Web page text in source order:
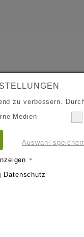
zu verbessern.
Medien
Auswahl
| Datenschutz